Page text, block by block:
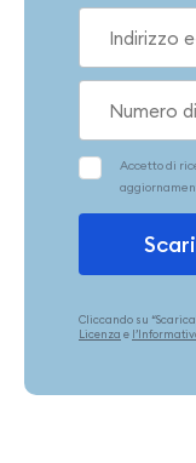
Cliccando su
Licenza e